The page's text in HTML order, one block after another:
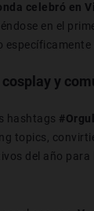
celebró en
en el
y
hashtags
topics,
del año